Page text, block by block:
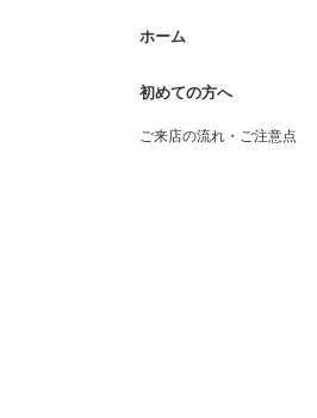
ホーム
初めての方へ
ご来店の流れ・ご注意点